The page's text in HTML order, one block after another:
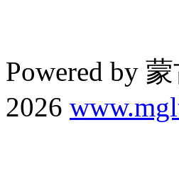
Powered by
2026